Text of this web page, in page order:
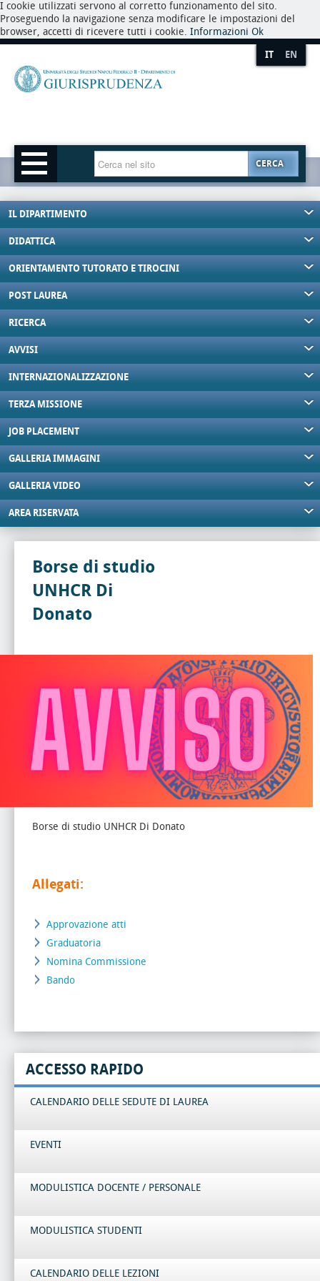
I cookie utilizzati servono al corretto funzionamento del sito.
Proseguendo la navigazione senza modificare le impostazioni del
browser, accetti di ricevere tutti i cookie. Informazioni Ok
IT EN
CERCA
IL DIPARTIMENTO
DIDATTICA
ORIENTAMENTO TUTORATO E TIROCINI
POST LAUREA
RICERCA
AVVISI
INTERNAZIONALIZZAZIONE
TERZA MISSIONE
JOB PLACEMENT
GALLERIA IMMAGINI
GALLERIA VIDEO
AREA RISERVATA
Borse di studio
UNHCR Di
Donato
Borse di studio UNHCR Di Donato
Allegati:
Approvazione atti
Graduatoria
Nomina Commissione
Bando
ACCESSO RAPIDO
CALENDARIO DELLE SEDUTE DI LAUREA
EVENTI
MODULISTICA DOCENTE / PERSONALE
MODULISTICA STUDENTI
CALENDARIO DELLE LEZIONI